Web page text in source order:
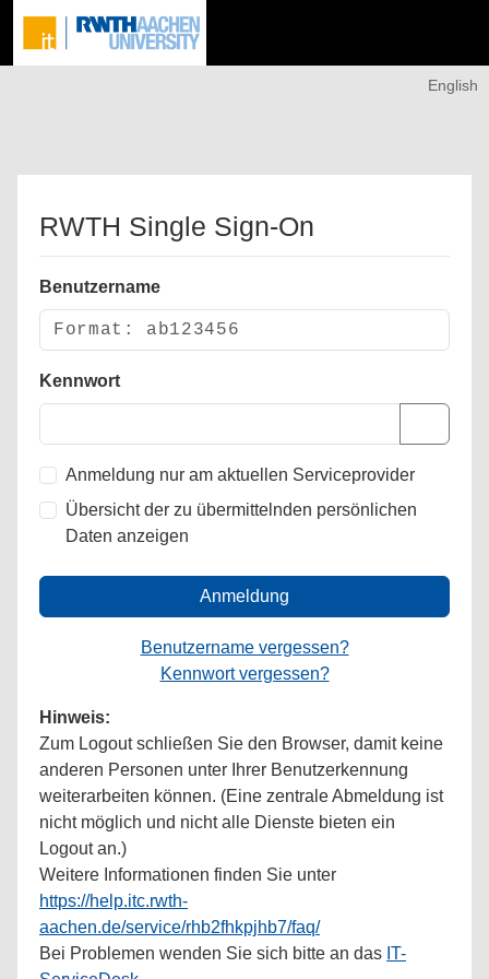
English
RWTH Single Sign-On
Benutzername
Kennwort
Anmeldung nur am aktuellen Serviceprovider
Übersicht der zu übermittelnden persönlichen
Daten anzeigen
Anmeldung
Benutzername vergessen?
Kennwort vergessen?
Hinweis:
Zum Logout schließen Sie den Browser, damit keine
anderen Personen unter Ihrer Benutzerkennung
weiterarbeiten können. (Eine zentrale Abmeldung ist
nicht möglich und nicht alle Dienste bieten ein
Logout an.)
Weitere Informationen finden Sie unter
https://help.itc.rwth-
aachen.de/service/rhb2fhkpjhb7/faq/
Bei Problemen wenden Sie sich bitte an das IT-